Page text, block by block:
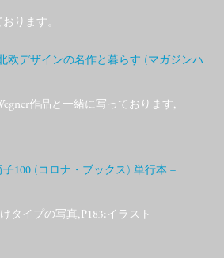
ります。
欧デザインの名作と暮らす (マガジンハ
作品と一緒に写っております,
100 (コロナ・ブックス) 単行本 –
タイプの写真,P183:イラスト